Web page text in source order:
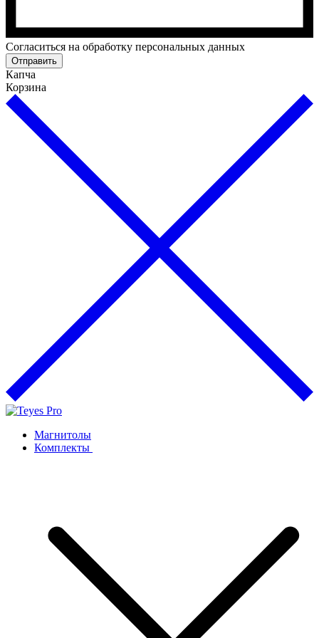
Cогласиться на обработку персональных данных
Отправить
Капча
Корзина
Магнитолы
Комплекты